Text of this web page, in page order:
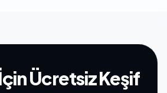
Ücretsiz Keşif